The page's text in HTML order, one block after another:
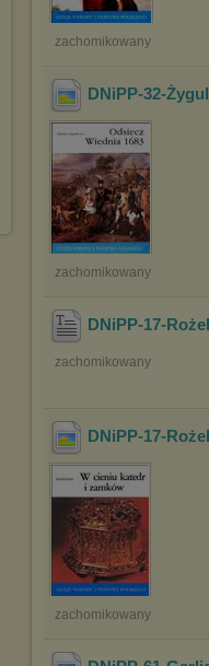
zachomikowany
DNiPP-32-
zachomikowany
DNiPP-17-
zachomikowany
DNiPP-17-
zachomikowany